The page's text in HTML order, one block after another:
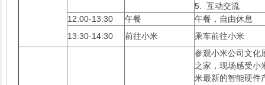
5. 互动交流
12:00-13:30
午餐
午餐，自由休息
13:30-14:30
前往小米 乘车前往小米
参观小米公司文化
之家，现场感受小
米最新的智能硬件